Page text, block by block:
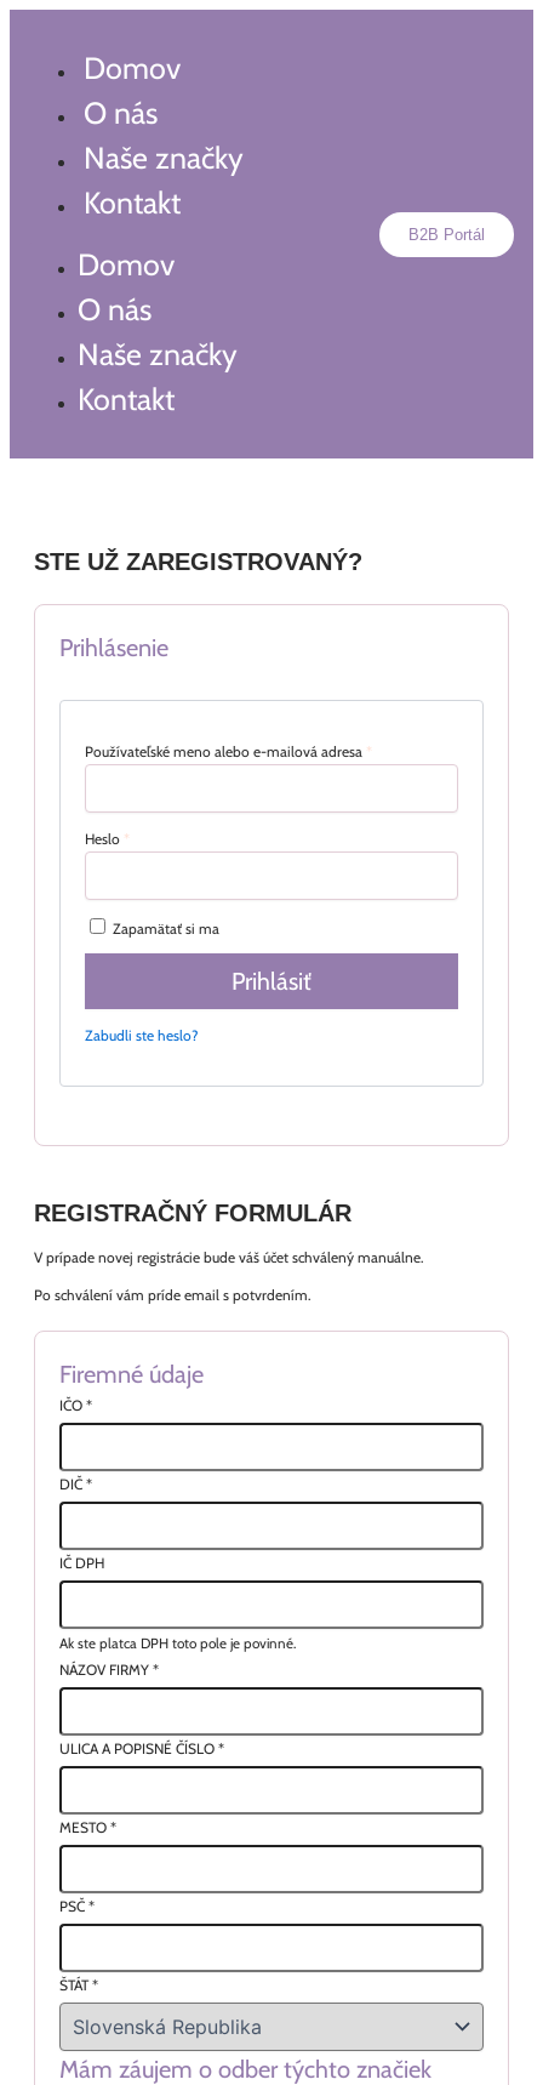
Preskočiť
Domov
O nás
Naše značky
Kontakt
Domov
O nás
Naše značky
Kontakt
B2B Portál
STE UŽ ZAREGISTROVANÝ?
Prihlásenie
Používateľské meno alebo e-mailová adresa *
Heslo *
Zapamätať si ma
Prihlásiť
Zabudli ste heslo?
REGISTRAČNÝ FORMULÁR
V prípade novej registrácie bude váš účet schválený manuálne.
Po schválení vám príde email s potvrdením.
Firemné údaje
IČO *
DIČ *
IČ DPH
Ak ste platca DPH toto pole je povinné.
NÁZOV FIRMY *
ULICA A POPISNÉ ČÍSLO *
MESTO *
PSČ *
ŠTÁT*
Mám záujem o odber týchto značiek